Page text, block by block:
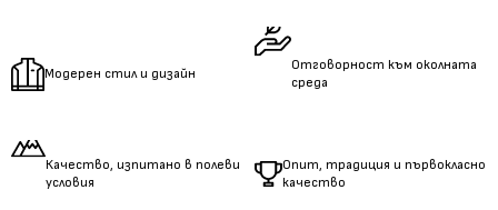
Модерен стил и дизайн
Отговорност към околната
среда
Качество, изпитано в полеви
условия
Опит, традиция и първокласно
качество